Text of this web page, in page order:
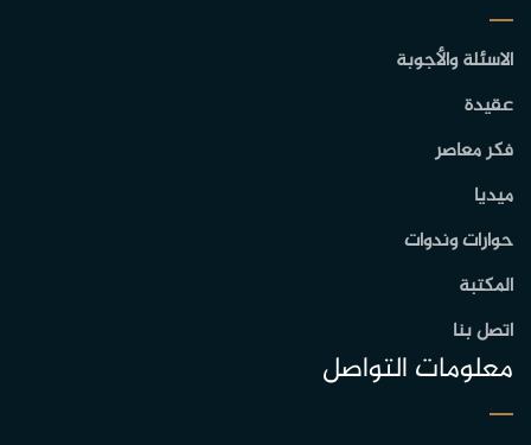
الاسئلة والأجوبة
عقيدة
فكر معاصر
ميديا
حوارات وندوات
المكتبة
اتصل بنا
معلومات التواصل